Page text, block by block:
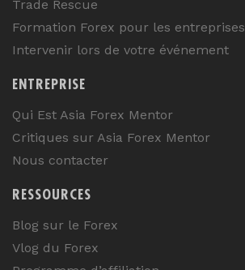
Trade Rescue
Formation Forex pour les entreprises
Intervenir lors de votre événement
ENTREPRISE
Qui Est Asia Forex Mentor
Critiques sur Asia Forex Mentor
Nous contacter
RESSOURCES
Blog sur le Forex
Vlog du Forex